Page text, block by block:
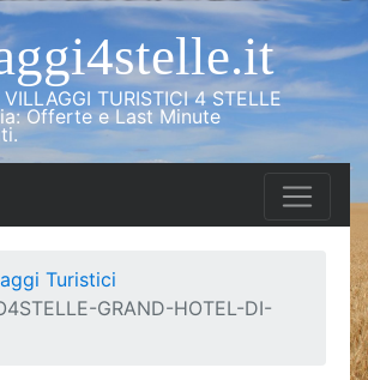
TURISTICI 4 STELLE
Offerte e Last Minute
Turistici
GRAND-HOTEL-DI-